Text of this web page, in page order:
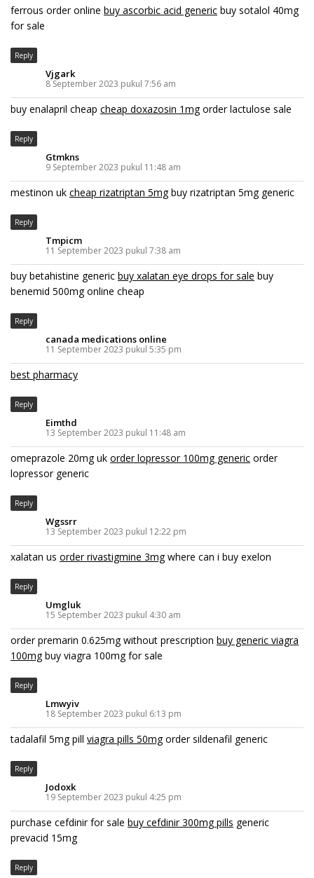
ferrous order online buy ascorbic acid generic buy sotalol 40mg
for sale
Reply
Vjgark
8 September 2023 pukul 7:56 am
buy enalapril cheap cheap doxazosin 1mgorder lactulose sale
Reply
Gtmkns
9 September 2023 pukul 11:48 am
mestinon uk cheap rizatriptan 5mgbuy rizatriptan 5mg generic
Reply
Tmpicm
11 September 2023 pukul 7:38 am
buy betahistine generic buy xalatan eye drops for sale buy
benemid 500mg online cheap
Reply
canada medications online
11 September 2023 pukul 5:35 pm
best pharmacy
Reply
Eimthd
13 September 2023 pukul 11:48 am
omeprazole 20mg uk order lopressor 100mg generic order
lopressor generic
Reply
Wgssrr
13 September 2023 pukul 12:22 pm
xalatan us order rivastigmine 3mgwhere can i buy exelon
Reply
Umgluk
15 September 2023 pukul 4:30 am
order premarin 0.625mg without prescription buy generic viagra
100mgbuy viagra 100mg for sale
Reply
Lmwyiv
18 September 2023 pukul 6:13 pm
tadalafil 5mg pill viagra pills 50mgorder sildenafil generic
Reply
Jodoxk
19 September 2023 pukul 4:25 pm
purchase cefdinir for sale buy cefdinir 300mg pills generic
prevacid 15mg
Reply